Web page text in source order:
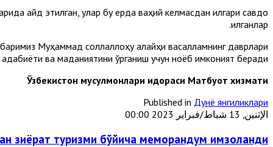
қайд этилган, улар бу ерда ваҳий келмасдан илгари савдо
қилганлар.
Муҳаммад соллаллоҳу алайҳи васалламнинг даврлари
адабиёти ва маданиятини ўрганиш учун ноёб имконият беради.
Ўзбекистон мусулмонлари идораси Матбуот хизмати
Published in Дунё янгиликлари
الإثنين, 13 شباط/فبراير 2023 00:00
зиёрат туризми бўйича меморандум имзоланди